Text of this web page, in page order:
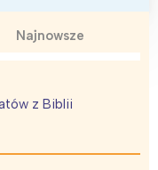
Najnowsze
z Biblii